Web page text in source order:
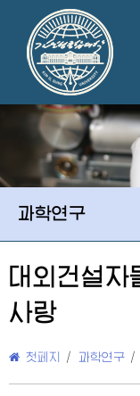
과학연구
대외건설
사랑
첫페지 / 과학연구 /